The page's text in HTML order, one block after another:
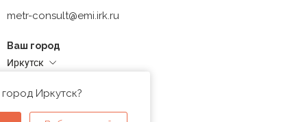
metr-consult@emi.irk.ru
Ваш город
Иркутск
Иркутск?